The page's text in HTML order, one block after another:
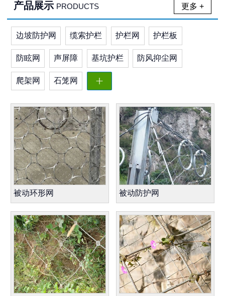
产品展示 PRODUCTS 更多 +
边坡防护网 缆索护栏 护栏网 护栏板
防眩网 声屏障 基坑护栏 防风抑尘网
爬架网 石笼网 
被动环形网 被动防护网